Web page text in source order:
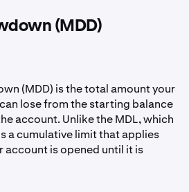
(MDD)
(MDD) is the total amount your
lose from the starting balance
account. Unlike the MDL, which
a cumulative limit that applies
account is opened until it is